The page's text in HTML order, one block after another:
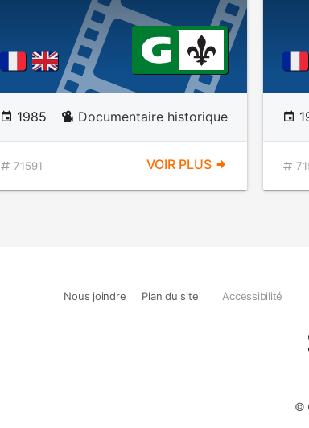
1985 Documentaire historique
71591 VOIR PLUS
©
Nous joindre Plan du site Accessibilité